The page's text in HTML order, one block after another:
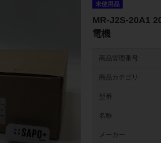
未使用品
MR-J2S-20A1
電機
商品管理番号
商品カテゴリ
型番
名称
メーカー